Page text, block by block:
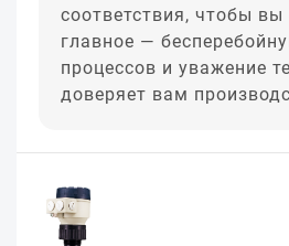
соответствия, чтобы вы
главное —
процессов и уважение
доверяет вам